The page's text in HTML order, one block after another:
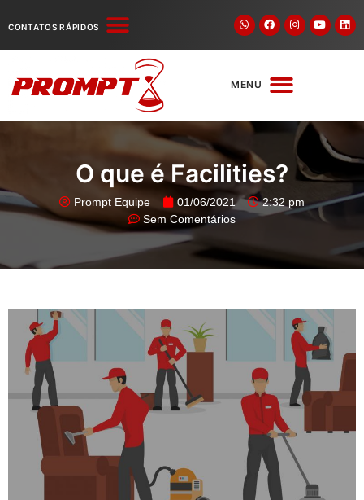
CONTATOS RÁPIDOS
MENU
O que é Facilities?
Prompt Equipe 01/06/2021
2:32 pm
Sem Comentários